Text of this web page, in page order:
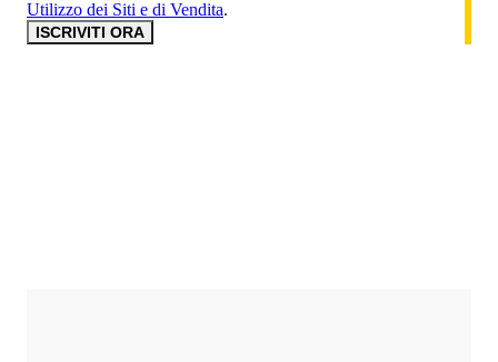
Utilizzo dei Siti e di Vendita.
ISCRIVITI ORA